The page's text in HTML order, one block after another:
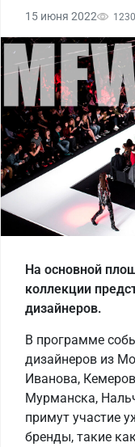
15 июня 2022 1230
На основной
коллекции
дизайнеров.
В программе
дизайнеров из
Иванова,
Мурманска,
примут участие
бренды, такие